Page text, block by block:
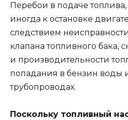
Перебои в подаче
иногда к остановке
следствием
клапана топливного бака,
и производительности
попадания в бензин воды
трубопроводах.
Поскольку топливный